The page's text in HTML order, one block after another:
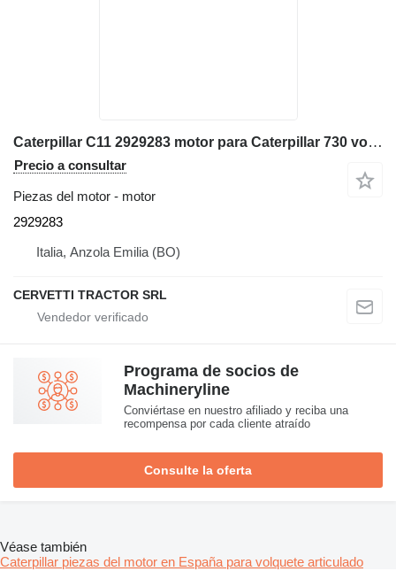
Caterpillar C11 2929283 motor para Caterpillar 730 volquete articulado
Precio a consultar
Piezas del motor - motor
2929283
Italia, Anzola Emilia (BO)
CERVETTI TRACTOR SRL
Programa de socios de
Machineryline
Conviértase en nuestro afiliado y reciba una
recompensa por cada cliente atraído
Consulte la oferta
Véase también
Caterpillar piezas del motor en España para volquete articulado